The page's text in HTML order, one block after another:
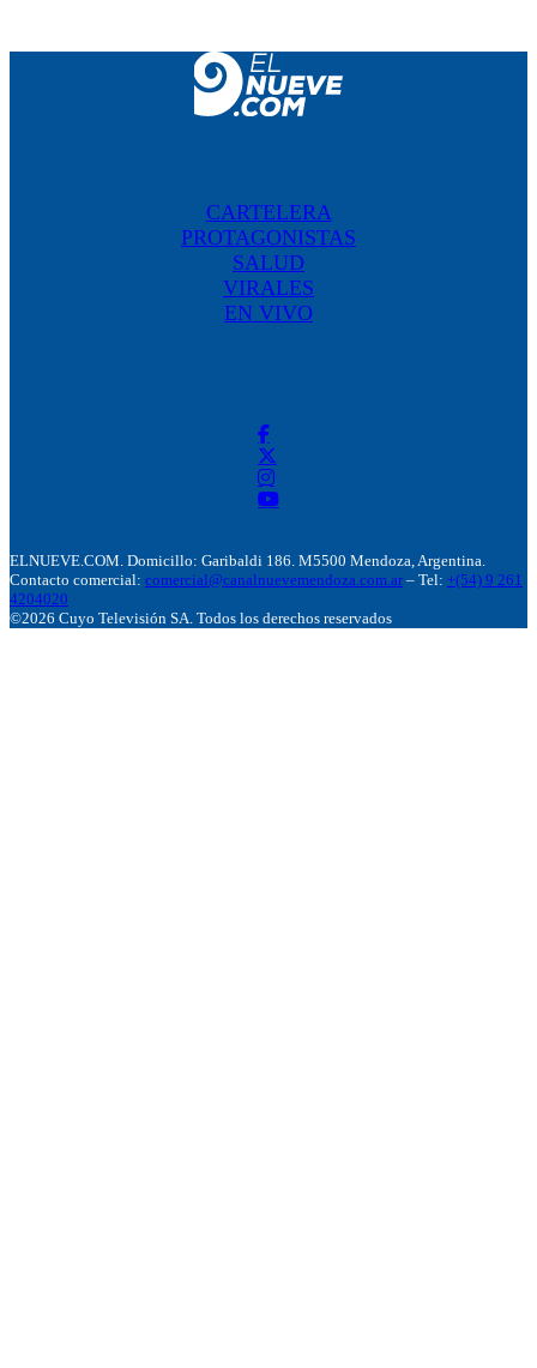
CARTELERA
PROTAGONISTAS
SALUD
VIRALES
EN VIVO
ELNUEVE.COM. Domicillo: Garibaldi 186. M5500 Mendoza, Argentina.
Contacto comercial: comercial@canalnuevemendoza.com.ar – Tel: +(54) 9 261
4204020
©2026 Cuyo Televisión SA. Todos los derechos reservados